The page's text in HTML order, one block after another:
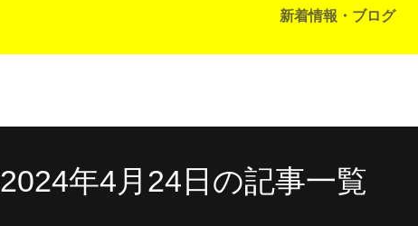
新着情報・ブログ
2024年4月24日の記事一覧